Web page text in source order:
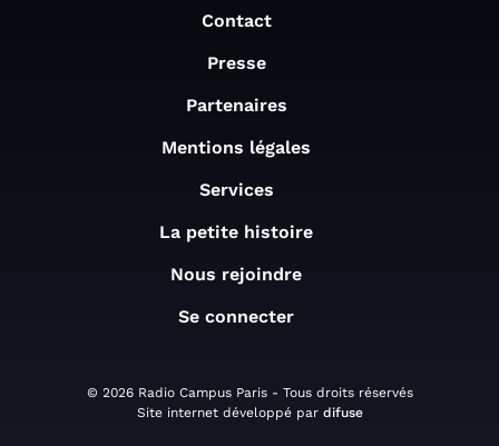
Contact
Presse
Partenaires
Mentions légales
Services
La petite histoire
Nous rejoindre
Se connecter
© 2026 Radio Campus Paris - Tous droits réservés
Site internet développé par difuse